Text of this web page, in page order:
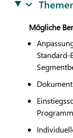
Mögliche
Standard-